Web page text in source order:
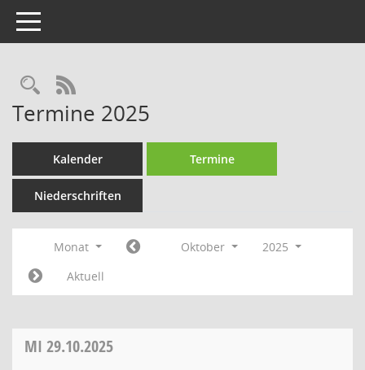
Toggle navigation
Rechercheauswahl
RSS-Feed
Termine 2025
Kalender Termine
Niederschriften
Monat Oktober
2025
Aktuell
MI 29.10.2025